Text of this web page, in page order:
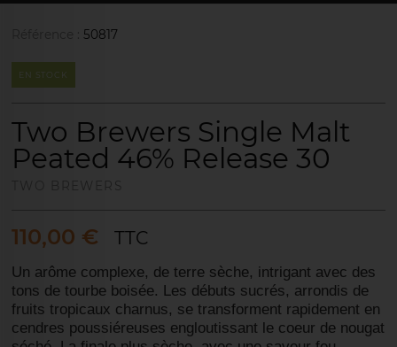
50817
EN STOCK
Two Brewers Single Malt
Peated 46% Release 30
TWO BREWERS
110,00 € TTC
Un arôme complexe, de terre sèche, intrigant avec des
tons de tourbe boisée. Les débuts sucrés, arrondis de
fruits tropicaux charnus, se transforment rapidement en
cendres poussiéreuses engloutissant le coeur de nougat